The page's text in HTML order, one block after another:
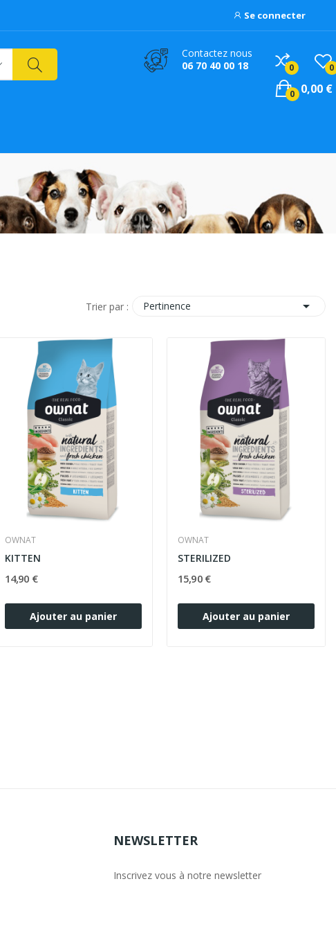
Se connecter
Contactez nous
06 70 40 00 18
0 0
0,00 €
0
Trier par : Pertinence 
OWNAT
KITTEN
14,90 €
Ajouter au panier
OWNAT
STERILIZED
15,90 €
Ajouter au panier
NEWSLETTER
Inscrivez vous à notre newsletter